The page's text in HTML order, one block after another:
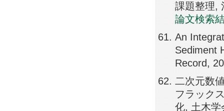
課題整理,
論文検索
An
Sediment
Record,
二次元数
フラック
化, 土木学